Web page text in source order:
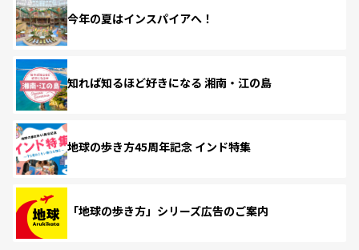
今年の夏はインスパイアへ！
知れば知るほど好きになる 湘南・江の島
地球の歩き方45周年記念 インド特集
「地球の歩き方」シリーズ広告のご案内